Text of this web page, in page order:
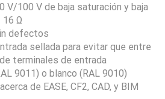
V/100 V de baja saturación y baja
16 Ω
defectos
sellada para evitar que entre
terminales de entrada
9011) o blanco (RAL 9010)
de EASE, CF2, CAD, y BIM